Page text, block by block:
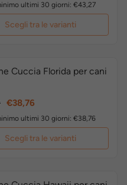
ultimi 30 giorni: €43,27
Scegli tra le varianti
Cuccia Florida per cani
Prezzo
€38,76
ultimi 30 giorni: €38,76
Scegli tra le varianti